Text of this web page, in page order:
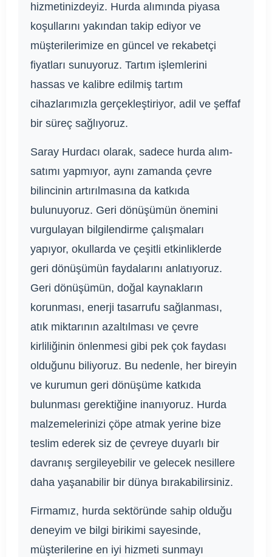
hizmetinizdeyiz. Hurda alımında piyasa
koşullarını yakından takip ediyor ve
müşterilerimize en güncel ve rekabetçi
fiyatları sunuyoruz. Tartım işlemlerini
hassas ve kalibre edilmiş tartım
cihazlarımızla gerçekleştiriyor, adil ve şeffaf
bir süreç sağlıyoruz.
Saray Hurdacı olarak, sadece hurda alım-
satımı yapmıyor, aynı zamanda çevre
bilincinin artırılmasına da katkıda
bulunuyoruz. Geri dönüşümün önemini
vurgulayan bilgilendirme çalışmaları
yapıyor, okullarda ve çeşitli etkinliklerde
geri dönüşümün faydalarını anlatıyoruz.
Geri dönüşümün, doğal kaynakların
korunması, enerji tasarrufu sağlanması,
atık miktarının azaltılması ve çevre
kirliliğinin önlenmesi gibi pek çok faydası
olduğunu biliyoruz. Bu nedenle, her bireyin
ve kurumun geri dönüşüme katkıda
bulunması gerektiğine inanıyoruz. Hurda
malzemelerinizi çöpe atmak yerine bize
teslim ederek siz de çevreye duyarlı bir
davranış sergileyebilir ve gelecek nesillere
daha yaşanabilir bir dünya bırakabilirsiniz.
Firmamız, hurda sektöründe sahip olduğu
deneyim ve bilgi birikimi sayesinde,
müşterilerine en iyi hizmeti sunmayı